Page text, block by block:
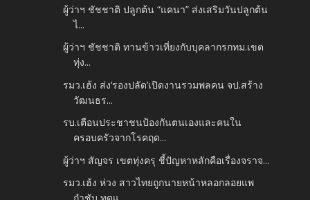
ผู้ว่าฯ ชัชชาติ ปลูกต้น “แคนา” ส่งเสริมวันปลูกต้น
ไ...
ผู้ว่าฯ ชัชชาติ ทานข้าวเที่ยงกับบุคลากรกทม.เขต
ทุ่ง...
รมว.เฮ้ง ส่ง‘รองปลัด’เปิดงานรวมพลคน จป.สร้าง
วัฒนธร...
รบ.เตือนประชาชนป้องกันตนเองและคนใน
ครอบครัวจากโรคฤด...
ผู้ว่าฯ สัญจร เขตทุ่งครุ ชี้ปัญหาหลักคือเรื่องจราจ...
รมว.เฮ้ง ห่วง สาวไทยถูกนายหน้าหลอกลอยแพ